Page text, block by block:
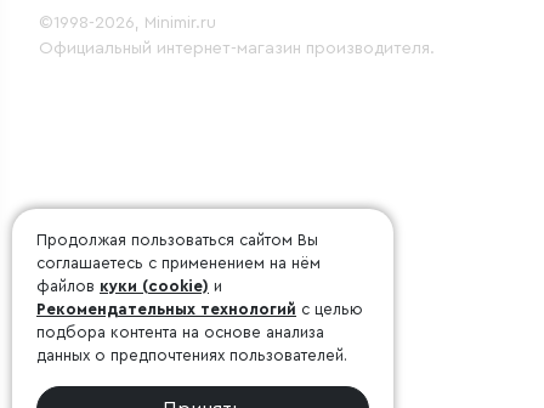
©1998-2026, Minimir.ru
Официальный интернет-магазин производителя.
Продолжая пользоваться сайтом Вы
соглашаетесь с применением на нём
файлов куки (cookie) и
Рекомендательных технологий с целью
подбора контента на основе анализа
данных о предпочтениях пользователей.